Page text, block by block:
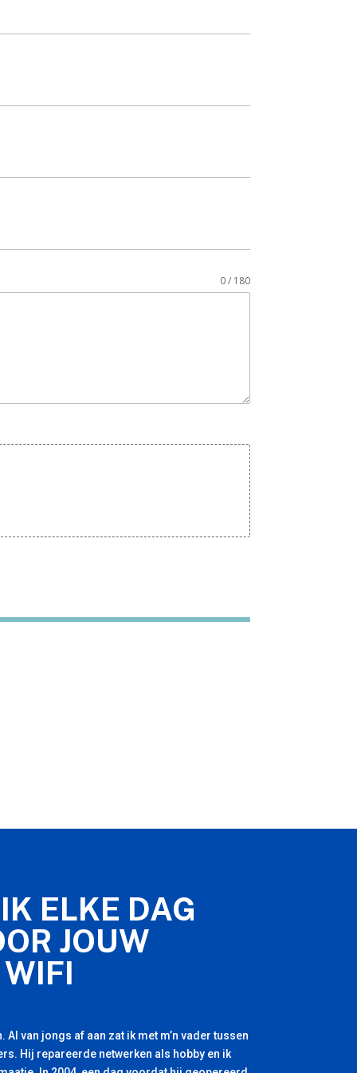
0 / 180
ELKE DAG
JOUW
Al van jongs af aan zat ik met m’n vader tussen
Hij repareerde netwerken als hobby en ik